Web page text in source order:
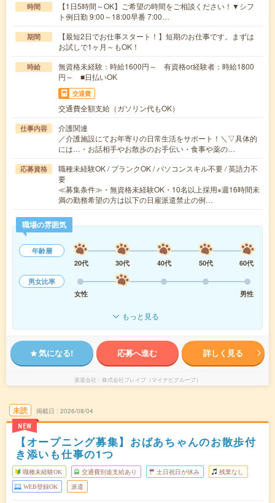
時間
【1日5時間～OK】ご希望の時間をご相談ください！▼シフ
ト例日勤 9:00～18:00早番 7:00…
期間
【最短2日でお仕事スタート！】短期のお仕事です。まずは
お試しで1ヶ月～もOK！
時給
無資格未経験：時給1600円～ 有資格or経験者：時給1800
円～ ■日払いOK
交通費
交通費全額支給（ガソリン代もOK）
仕事内容
介護関連
／介護施設にてお年寄りの日常生活をサポート！＼▽具体的
には…・お話相手やお散歩のお手伝い・食事や薬の…
応募資格
職種未経験OK / ブランクOK / パソコンスキル不要 / 英語力不
要
≪募集条件≫・無資格未経験OK・10名以上採用※週16時間未
満の勤務希望の方は以下の日雇派遣禁止の例…
職場の雰囲気
年齢層
20代
30代 40代 50代
60代
男女比率
女性
男性
もっと見る
気になる! 応募へ進む 詳しく見る
派遣会社 株式会社ブレイブ（マイナビグループ）
未読
NEW
掲載日 2026/08/04
【オープニング募集】おばあちゃんのお散歩付
き添いも仕事の1つ
職種未経験OK 交通費別途支給あり 土日祝日が休み 残業なし
WEB登録OK 派遣